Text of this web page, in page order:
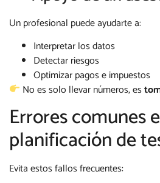
Un profesional puede ayudarte a:
Interpretar los datos
Detectar riesgos
Optimizar pagos e impuestos
No es solo llevar números, es
Errores comunes
planificación de
Evita estos fallos frecuentes: